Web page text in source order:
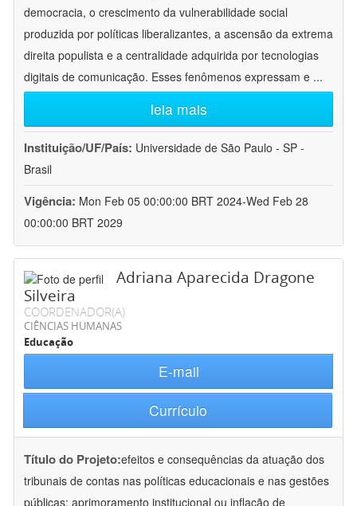
democracia, o crescimento da vulnerabilidade social
produzida por políticas liberalizantes, a ascensão da extrema
direita populista e a centralidade adquirida por tecnologias
digitais de comunicação. Esses fenômenos expressam e ...
leia mais
Instituição/UF/País: Universidade de São Paulo - SP -
Brasil
Vigência: Mon Feb 05 00:00:00 BRT 2024-Wed Feb 28
00:00:00 BRT 2029
Adriana Aparecida Dragone
Silveira
COORDENADOR(A)
CIÊNCIAS HUMANAS
Educação
E-mail
Currículo
Título do Projeto:efeitos e consequências da atuação dos
tribunais de contas nas políticas educacionais e nas gestões
públicas: aprimoramento institucional ou inflação de